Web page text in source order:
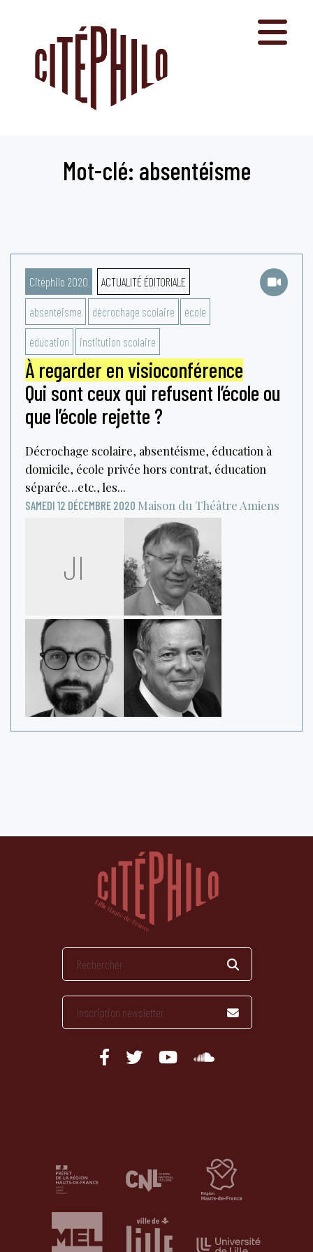
Mot-clé: absentéisme
Citéphilo 2020 ACTUALITÉ ÉDITORIALE
absentéisme décrochage scolaire école
éducation institution scolaire
À regarder en visioconférence
Qui sont ceux qui refusent l’école ou
que l’école rejette ?
Décrochage scolaire, absentéisme, éducation à
domicile, école privée hors contrat, éducation
séparée…etc., les...
SAMEDI 12 DÉCEMBRE 2020 Maison du Théâtre Amiens
JI